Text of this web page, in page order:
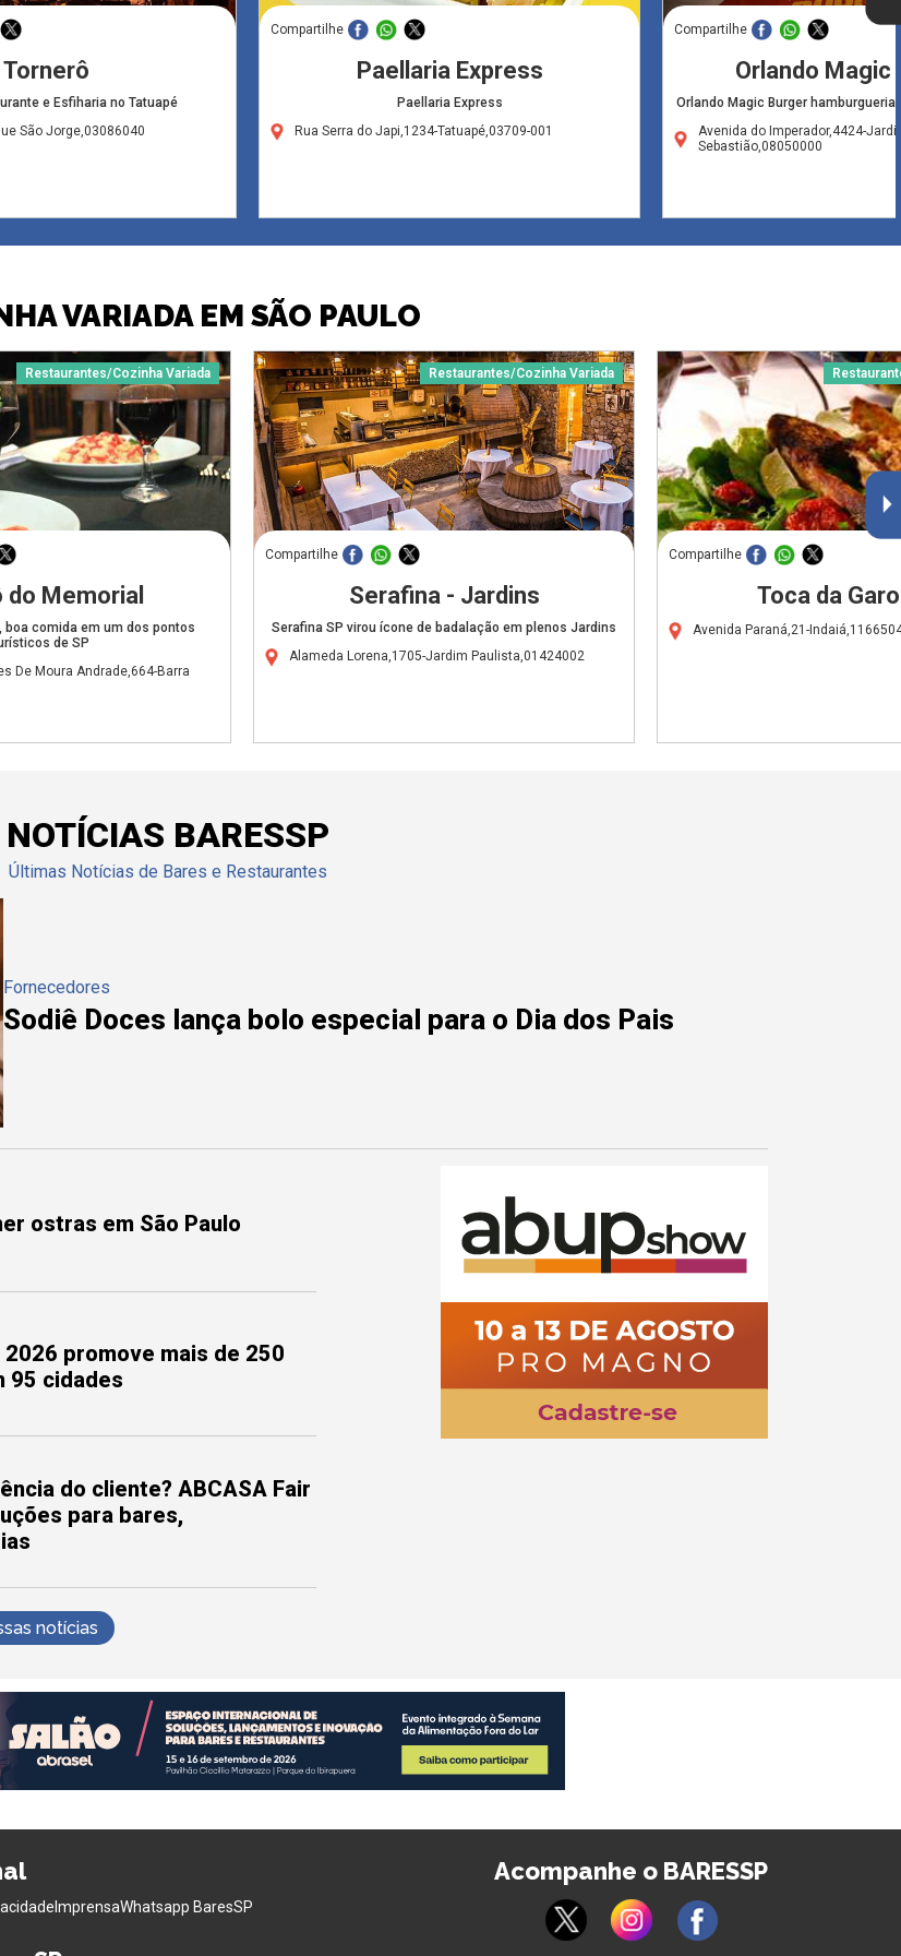
Tornerô
e Esfiharia no Tatuapé
São Jorge,03086040
Compartilhe
Paellaria Express
Paellaria Express
Rua Serra do Japi,1234-Tatuapé,03709-001
Compartilhe
Orlando Magic
Orlando Magic Burger
Avenida do Imperador,4424-
Sebastião,08050000
VARIADA EM SÃO PAULO
Restaurantes/Cozinha Variada
do Memorial
boa comida em um dos pontos
de SP
De Moura Andrade,664-Barra
Restaurantes/Cozinha Variada
Compartilhe
Serafina - Jardins
Serafina SP virou ícone de badalação em plenos Jardins
Alameda Lorena,1705-Jardim Paulista,01424002
Compartilhe
Toca da
Avenida Paraná,21-
NOTÍCIAS BARESSP
Últimas Notícias de Bares e Restaurantes
Fornecedores
Sodiê Doces lança bolo especial para o Dia dos Pais
ostras em São Paulo
promove mais de 250
95 cidades
do cliente? ABCASA Fair
para bares,
notícias
ImprensaWhatsapp BaresSP
Acompanhe o BARESSP